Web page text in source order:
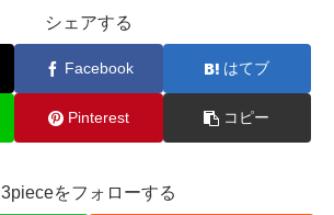
シェアする
Facebook はてブ
Pinterest コピー
3pieceをフォローする